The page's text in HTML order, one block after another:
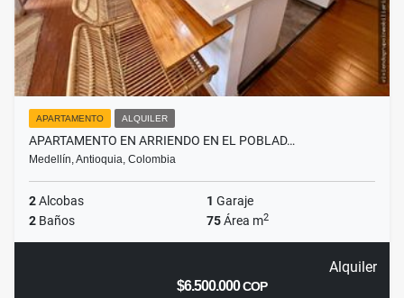
APARTAMENTO ALQUILER
APARTAMENTO EN ARRIENDO EN EL POBLAD…
Medellín, Antioquia, Colombia
2Alcobas 1 Garaje
2 Baños 75Área m2
Alquiler
$6.500.000COP